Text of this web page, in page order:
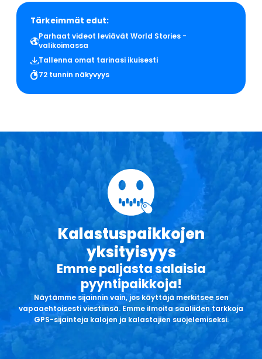
Tärkeimmät edut:
Parhaat videot leviävät World Stories -
valikoimassa
Tallenna omat tarinasi ikuisesti
72 tunnin näkyvyys
Kalastuspaikkojen
yksityisyys
Emme paljasta salaisia
pyyntipaikkoja!
Näytämme sijainnin vain, jos käyttäjä merkitsee sen
vapaaehtoisesti viestiinsä. Emme ilmoita saaliiden tarkkoja
GPS-sijainteja kalojen ja kalastajien suojelemiseksi.